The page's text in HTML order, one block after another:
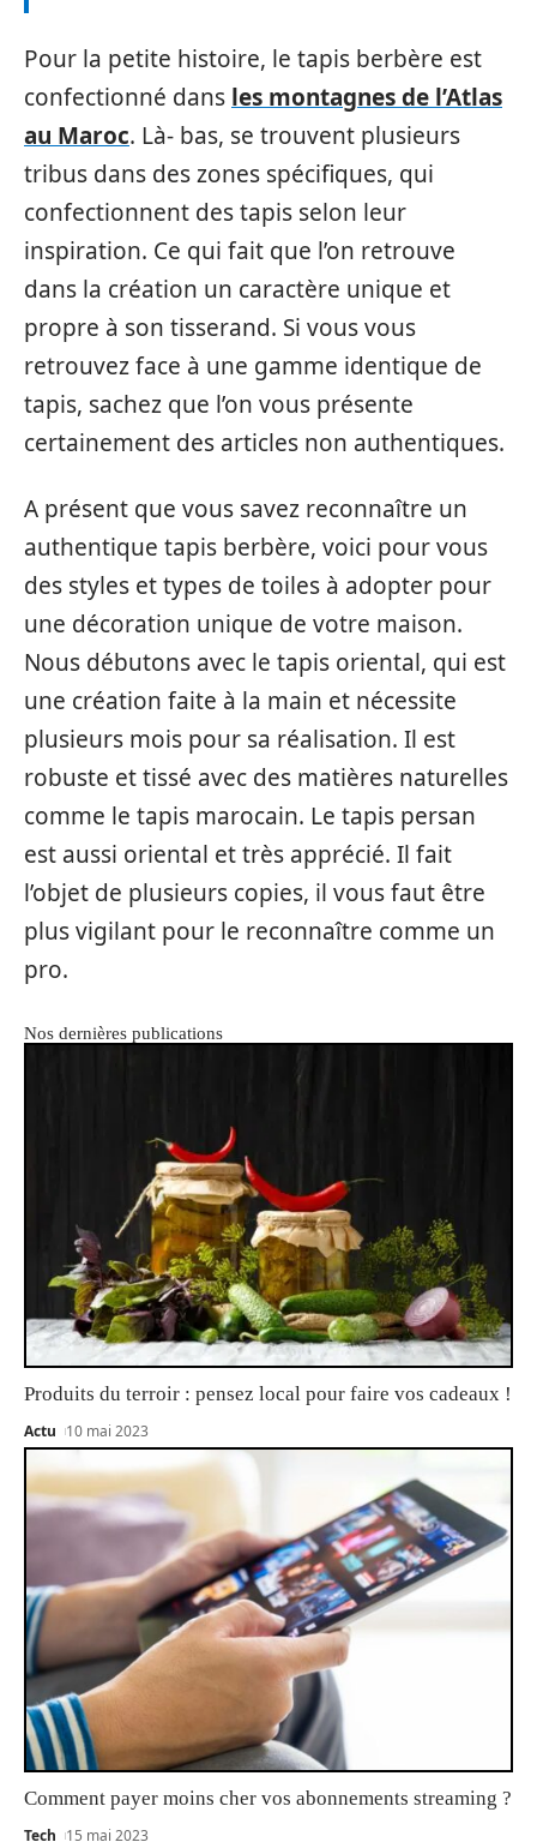
Pour la petite histoire, le tapis berbère est
confectionné dans les montagnes de l’Atlas
au Maroc. Là- bas, se trouvent plusieurs
tribus dans des zones spécifiques, qui
confectionnent des tapis selon leur
inspiration. Ce qui fait que l’on retrouve
dans la création un caractère unique et
propre à son tisserand. Si vous vous
retrouvez face à une gamme identique de
tapis, sachez que l’on vous présente
certainement des articles non authentiques.
A présent que vous savez reconnaître un
authentique tapis berbère, voici pour vous
des styles et types de toiles à adopter pour
une décoration unique de votre maison.
Nous débutons avec le tapis oriental, qui est
une création faite à la main et nécessite
plusieurs mois pour sa réalisation. Il est
robuste et tissé avec des matières naturelles
comme le tapis marocain. Le tapis persan
est aussi oriental et très apprécié. Il fait
l’objet de plusieurs copies, il vous faut être
plus vigilant pour le reconnaître comme un
pro.
Nos dernières publications
Produits du terroir : pensez local pour faire vos cadeaux !
Actu 10 mai 2023
Comment payer moins cher vos abonnements streaming ?
Tech 15 mai 2023